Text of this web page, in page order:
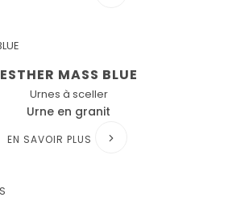
ESTHER MASS BLUE
Urnes à sceller
Urne en granit
EN SAVOIR PLUS